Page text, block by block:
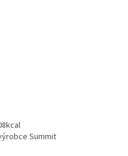
Summit